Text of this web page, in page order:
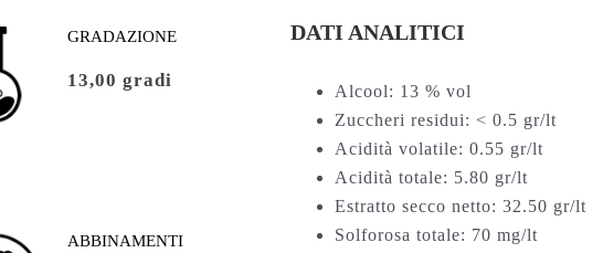
GRADAZIONE
13,00 gradi
ABBINAMENTI
DATI ANALITICI
Alcool: 13 % vol
Zuccheri residui: < 0.5 gr/lt
Acidità volatile: 0.55 gr/lt
Acidità totale: 5.80 gr/lt
Estratto secco netto: 32.50 gr/lt
Solforosa totale: 70 mg/lt